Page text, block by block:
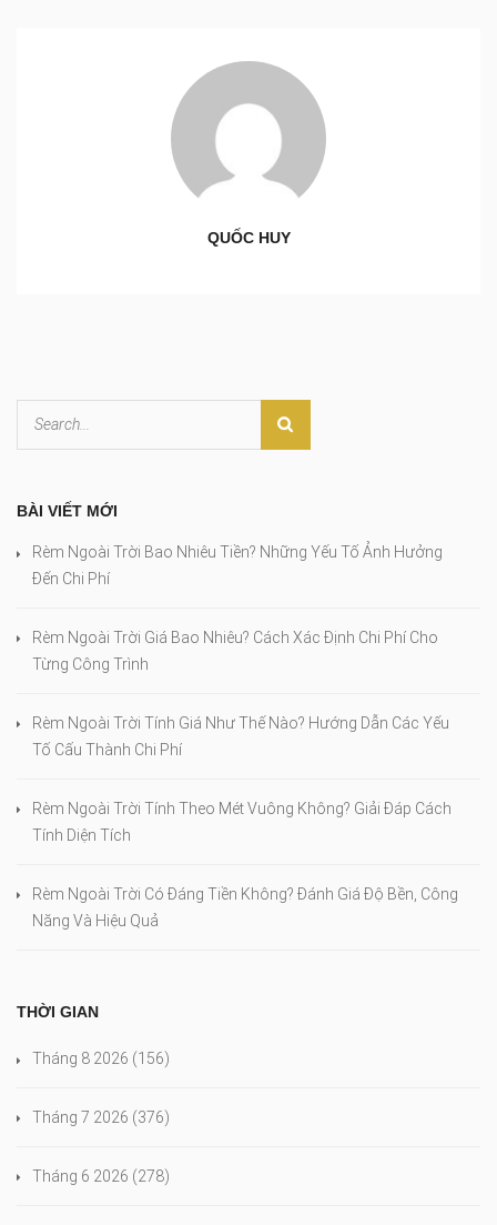
QUỐC HUY
BÀI VIẾT MỚI
Rèm Ngoài Trời Bao Nhiêu Tiền? Những Yếu Tố Ảnh Hưởng
Đến Chi Phí
Rèm Ngoài Trời Giá Bao Nhiêu? Cách Xác Định Chi Phí Cho
Từng Công Trình
Rèm Ngoài Trời Tính Giá Như Thế Nào? Hướng Dẫn Các Yếu
Tố Cấu Thành Chi Phí
Rèm Ngoài Trời Tính Theo Mét Vuông Không? Giải Đáp Cách
Tính Diện Tích
Rèm Ngoài Trời Có Đáng Tiền Không? Đánh Giá Độ Bền, Công
Năng Và Hiệu Quả
THỜI GIAN
Tháng 8 2026 (156)
Tháng 7 2026 (376)
Tháng 6 2026 (278)